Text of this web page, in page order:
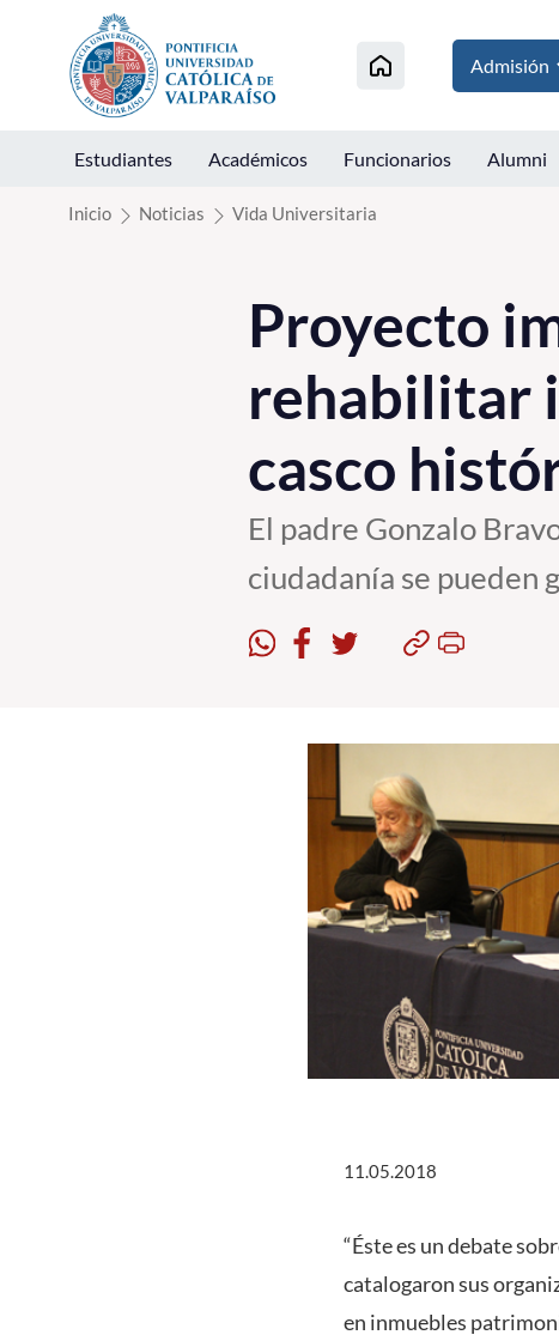
Click acá para ir directamente al contenido
Admisión
Estudiantes Académicos Funcionarios Alumni
Inicio Noticias Vida Universitaria
Proyecto
rehabilitar
casco
El padre Gonzalo
ciudadanía se pueden
11.05.2018
“Éste es un debate
catalogaron sus
en inmuebles